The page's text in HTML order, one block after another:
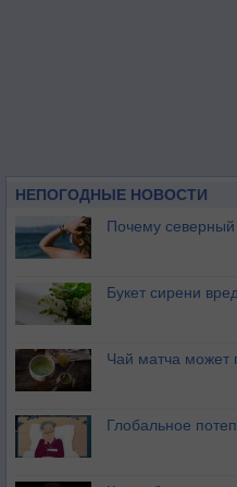
НЕПОГОДНЫЕ НОВОСТИ
Почему северный
Букет сирени
Чай матча может
Глобальное